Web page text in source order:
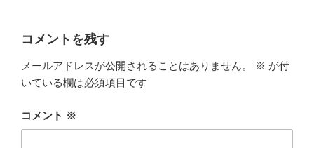
コメントを残す
メールアドレスが公開されることはありません。 ※ が付
いている欄は必須項目です
コメント ※